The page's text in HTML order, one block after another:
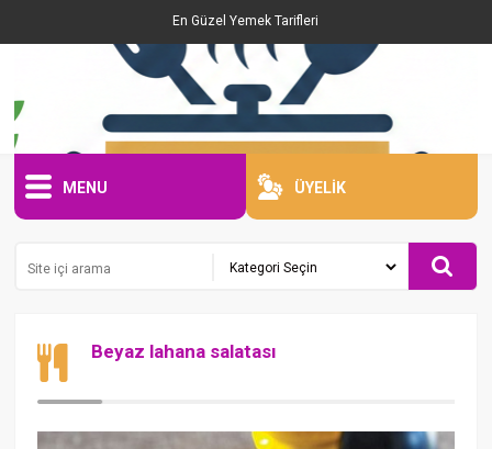
En Güzel Yemek Tarifleri
MENU ÜYELİK
Beyaz lahana salatası